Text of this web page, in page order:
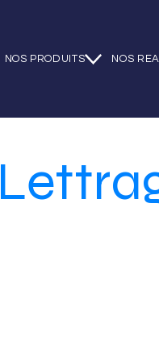
NOS PRODUITS NOS